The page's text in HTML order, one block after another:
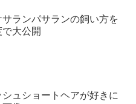
サランパサランの飼い方を
で大公開
シュショートヘアが好きに